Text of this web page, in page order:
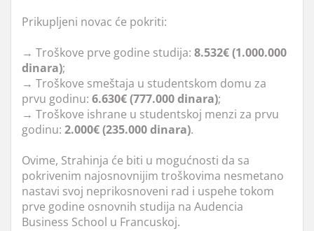
Prikupljeni novac će pokriti:
→ Troškove prve godine studija: 8.532€ (1.000.000
dinara);
→ Troškove smeštaja u studentskom domu za
prvu godinu: 6.630€ (777.000 dinara);
→ Troškove ishrane u studentskoj menzi za prvu
godinu: 2.000€ (235.000 dinara).
Ovime, Strahinja će biti u mogućnosti da sa
pokrivenim najosnovnijim troškovima nesmetano
nastavi svoj neprikosnoveni rad i uspehe tokom
prve godine osnovnih studija na Audencia
Business School u Francuskoj.